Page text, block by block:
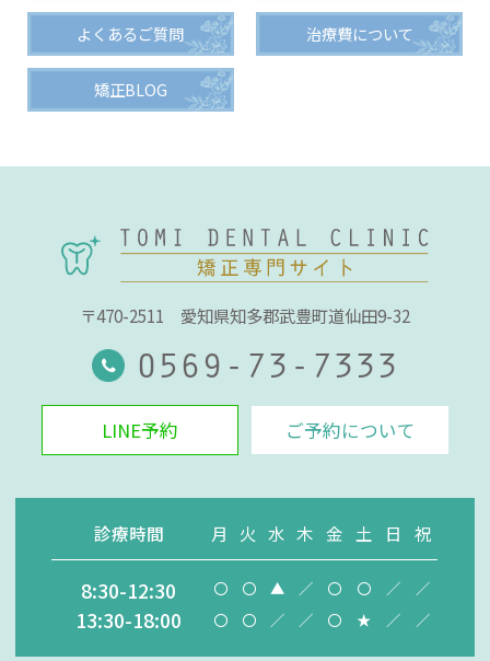
よくあるご質問 治療費について
矯正BLOG
〒470-2511 愛知県知多郡武豊町道仙田9-32
0569-73-7333
LINE予約 ご予約について
診療時間 月 火 水 木 金 土 日 祝
8:30-12:30 〇 〇 ▲ ／ 〇 〇 ／ ／
13:30-18:00 〇 〇 ／ ／ 〇 ★ ／ ／